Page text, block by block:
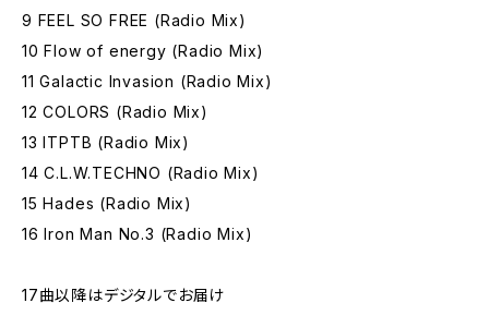
9 FEEL SO FREE (Radio Mix)
10 Flow of energy (Radio Mix)
11 Galactic Invasion (Radio Mix)
12 COLORS (Radio Mix)
13 ITPTB (Radio Mix)
14 C.L.W.TECHNO (Radio Mix)
15 Hades (Radio Mix)
16 Iron Man No.3 (Radio Mix)
17曲以降はデジタルでお届け